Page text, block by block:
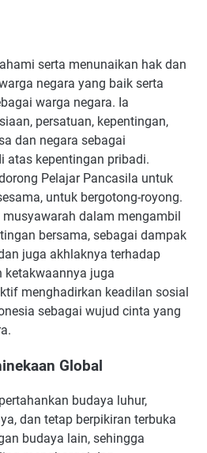
serta menunaikan hak dan
negara yang baik serta
warga negara. Ia
persatuan, kepentingan,
dan negara sebagai
atas kepentingan pribadi.
Pelajar Pancasila untuk
untuk bergotong-royong.
dalam mengambil
bersama, sebagai dampak
juga akhlaknya terhadap
ketakwaannya juga
menghadirkan keadilan sosial
sebagai wujud cinta yang
Global
budaya luhur,
dan tetap berpikiran terbuka
budaya lain, sehingga